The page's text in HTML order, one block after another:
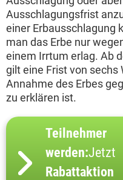
Ausschlagungsfrist
einer Erbausschlagung
man das Erbe nur
einem Irrtum erlag. Ab
gilt eine Frist von sechs
Annahme des Erbes
zu erklären ist.
Teilnehmer
werden:Jetzt
Rabattaktion